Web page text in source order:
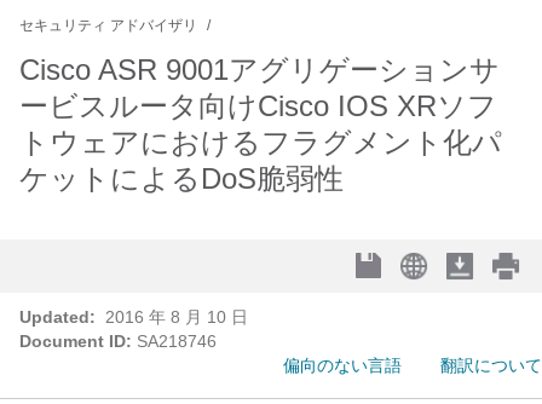
セキュリティ アドバイザリ
Cisco ASR 9001アグリゲーションサ
ービスルータ向けCisco IOS XRソフ
トウェアにおけるフラグメント化パ
ケットによるDoS脆弱性
Updated:
2016 年 8 月 10 日
Document ID: SA218746
偏向のない言語
翻訳について